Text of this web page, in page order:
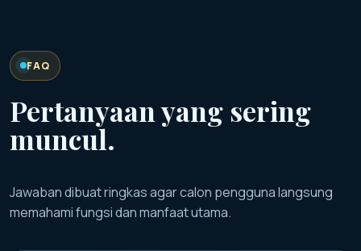
FAQ
Pertanyaan yang sering
muncul.
Jawaban dibuat ringkas agar calon pengguna langsung
memahami fungsi dan manfaat utama.